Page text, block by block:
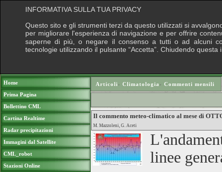
Home
Prima Pagina
Bollettino CML
Cartina Realtime
Radar precipitazioni
Immagini dal Satellite
CML_robot
Stazioni Online
Articoli› Climatologia › Commenti mensili
Il commento meteo-climatico al mese di
M. Mazzoleni, G. Aceti
linee
INFORMATIVA SULLA TUA PRIVACY
Questo sito e gli strumenti terzi da questo utilizzati si
per migliorare l'esperienza di navigazione e per offrire
saperne di più, o negare il consenso a tutti o ad alcuni
tecnologie utilizzando il pulsante “Accetta”. Chiudendo